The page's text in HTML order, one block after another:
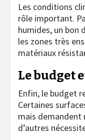
Les conditions
rôle important.
humides, un bon
les zones très
matériaux
Le budget
Enfin, le budget
Certaines
mais demandent
d’autres